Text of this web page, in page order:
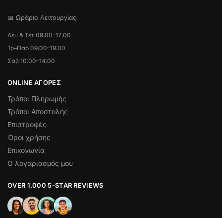
📅 Ωράριο Λειτουργίας
Δευ & Τετ 09:00–17:00
Τρ–Παρ 09:00–19:00
Σάβ 10:00–14:00
ONLINE ΑΓΟΡΕΣ
Τρόποι Πληρωμής
Τρόποι Αποστολής
Επιστροφές
Όροι χρήσης
Επικονωνία
Ο λογαριασμός μου
OVER 1,000 5-STAR REVIEWS